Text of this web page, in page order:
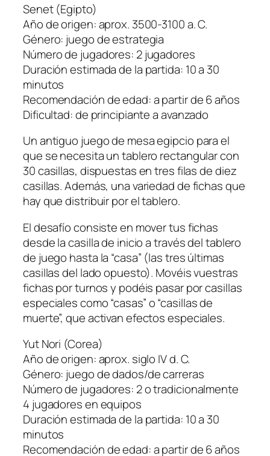
Senet (Egipto)
Año de origen: aprox. 3500-3100 a. C.
Género: juego de estrategia
Número de jugadores: 2 jugadores
Duración estimada de la partida: 10 a 30
minutos
Recomendación de edad: a partir de 6 años
Dificultad: de principiante a avanzado
Un antiguo juego de mesa egipcio para el
que se necesita un tablero rectangular con
30 casillas, dispuestas en tres filas de diez
casillas. Además, una variedad de fichas que
hay que distribuir por el tablero.
El desafío consiste en mover tus fichas
desde la casilla de inicio a través del tablero
de juego hasta la “casa” (las tres últimas
casillas del lado opuesto). Movéis vuestras
fichas por turnos y podéis pasar por casillas
especiales como “casas” o “casillas de
muerte”, que activan efectos especiales.
Yut Nori (Corea)
Año de origen: aprox. siglo IV d. C.
Género: juego de dados/de carreras
Número de jugadores: 2 o tradicionalmente
4 jugadores en equipos
Duración estimada de la partida: 10 a 30
minutos
Recomendación de edad: a partir de 6 años